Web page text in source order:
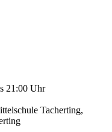
21:00 Uhr
Tacherting,